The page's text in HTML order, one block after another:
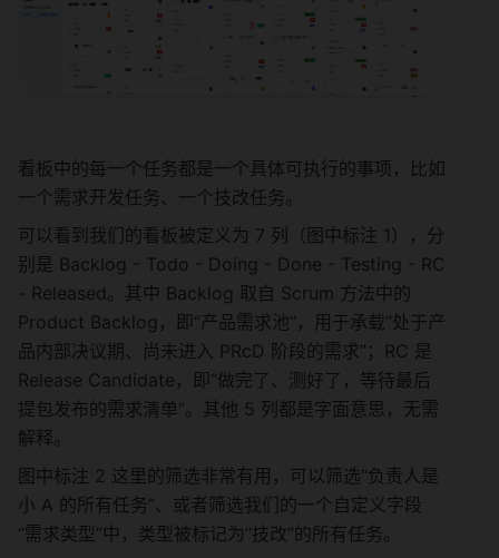
看板中的每一个任务都是一个具体可执行的事项，比如
一个需求开发任务、一个技改任务。
可以看到我们的看板被定义为 7 列（图中标注 1），分
别是 Backlog - Todo - Doing - Done - Testing - RC
- Released。其中 Backlog 取自 Scrum 方法中的
Product Backlog，即“产品需求池”，用于承载“处于产
品内部决议期、尚未进入 PRcD 阶段的需求”；RC 是
Release Candidate，即“做完了、测好了，等待最后
提包发布的需求清单”。其他 5 列都是字面意思，无需
解释。
图中标注 2 这里的筛选非常有用，可以筛选“负责人是
小 A 的所有任务”、或者筛选我们的一个自定义字段
“需求类型”中，类型被标记为“技改”的所有任务。